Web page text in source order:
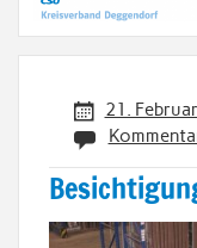
21.